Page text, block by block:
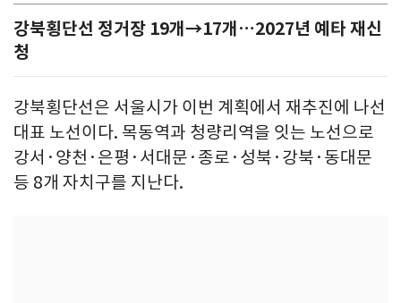
강북횡단선 정거장 19개→17개…2027년 예타 재신
청
강북횡단선은 서울시가 이번 계획에서 재추진에 나선
대표 노선이다. 목동역과 청량리역을 잇는 노선으로
강서·양천·은평·서대문·종로·성북·강북·동대문
등 8개 자치구를 지난다.